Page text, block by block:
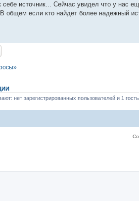
себе источник... Сейчас увидел что у нас
общем если кто найдет более надежный
нет зарегистрированных пользователей и 1 гость